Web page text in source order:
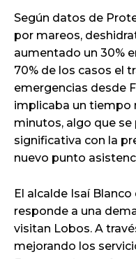
Según datos de
por mareos,
aumentado un 30%
70% de los casos el
emergencias desde
implicaba un tiempo
minutos, algo que
significativa con la
nuevo punto
El alcalde Isaí
responde a una
visitan Lobos. A
mejorando los